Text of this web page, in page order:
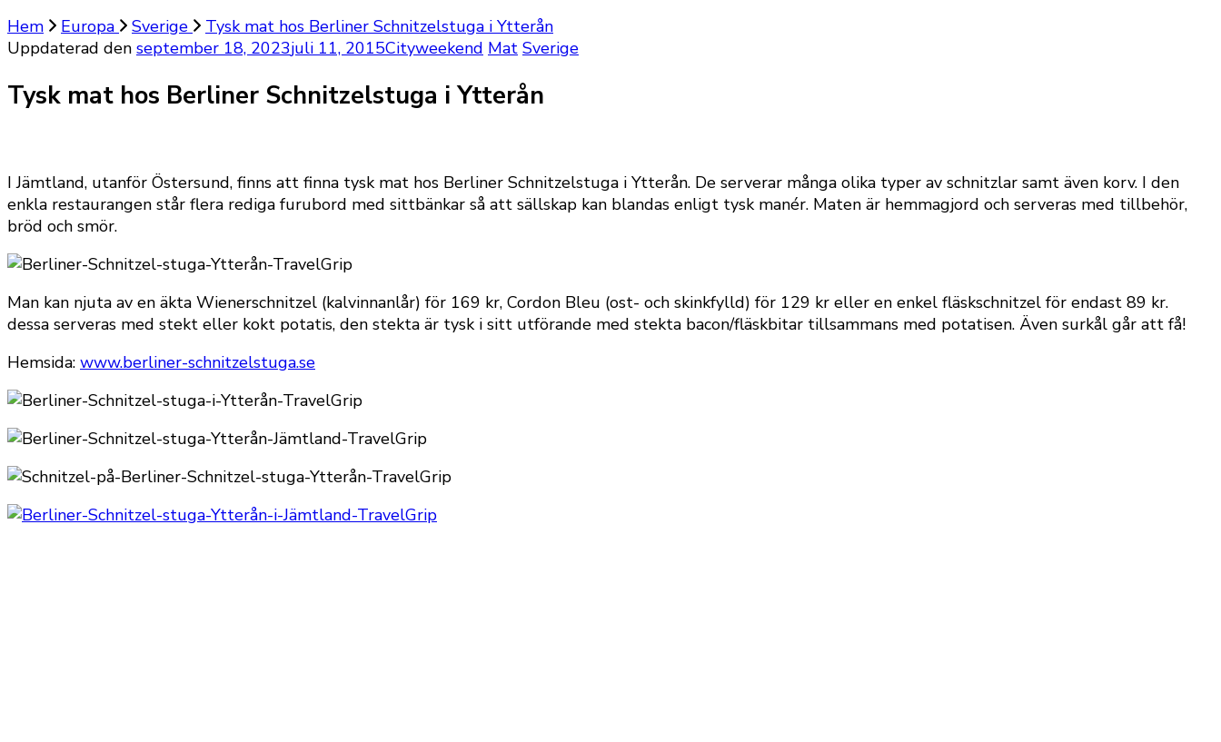
Hem
Europa Sverige
Tysk mat hos Berliner Schnitzelstuga i Ytterån
Uppdaterad den september 18, 2023juli 11, 2015Cityweekend Mat Sverige
Tysk mat hos Berliner Schnitzelstuga i Ytterån
I Jämtland, utanför Östersund, finns att finna tysk mat hos Berliner Schnitzelstuga i Ytterån. De serverar många olika typer av schnitzlar samt även korv. I den
enkla restaurangen står flera rediga furubord med sittbänkar så att sällskap kan blandas enligt tysk manér. Maten är hemmagjord och serveras med tillbehör,
bröd och smör.
Man kan njuta av en äkta Wienerschnitzel (kalvinnanlår) för 169 kr, Cordon Bleu (ost- och skinkfylld) för 129 kr eller en enkel fläskschnitzel för endast 89 kr.
dessa serveras med stekt eller kokt potatis, den stekta är tysk i sitt utförande med stekta bacon/fläskbitar tillsammans med potatisen. Även surkål går att få!
Hemsida: www.berliner-schnitzelstuga.se